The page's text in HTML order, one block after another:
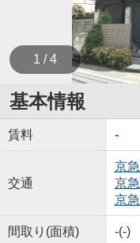
1 / 4
基本情報
賃料 -
交通
京
京
京
間取り(面積) -(-)